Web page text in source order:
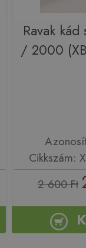
Ravak
/ 2000
Cikkszám:
2 600 Ft